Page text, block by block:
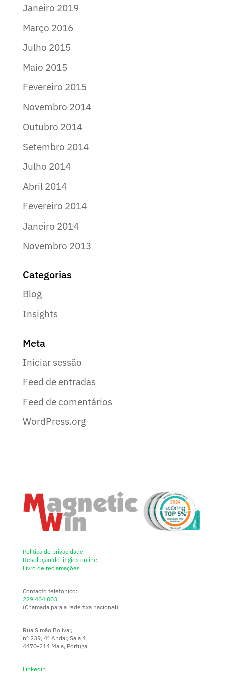
Janeiro 2019
Março 2016
Julho 2015
Maio 2015
Fevereiro 2015
Novembro 2014
Outubro 2014
Setembro 2014
Julho 2014
Abril 2014
Fevereiro 2014
Janeiro 2014
Novembro 2013
Categorias
Blog
Insights
Meta
Iniciar sessão
Feed de entradas
Feed de comentários
WordPress.org
Politica de privacidade
Resolução de litigios online
Livro de reclamações
Contacto telefonico:
229 404 003
(Chamada para a rede fixa nacional)
Rua Simão Bolívar,
nº 239, 4º Andar, Sala 4
4470-214 Maia, Portugal
Linkedin